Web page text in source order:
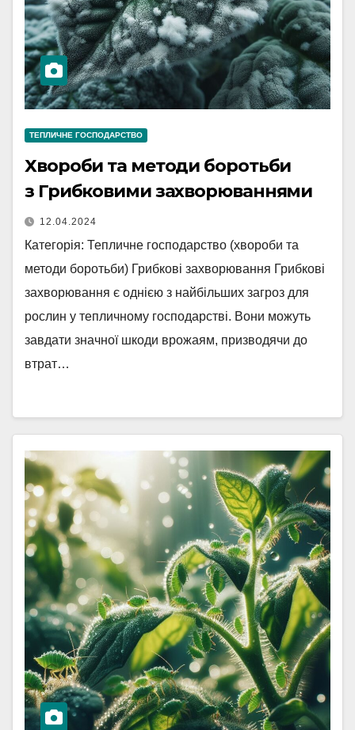
ТЕПЛИЧНЕ ГОСПОДАРСТВО
Хвороби та методи боротьби
з Грибковими захворюваннями
12.04.2024
Категорія: Тепличне господарство (хвороби та
методи боротьби) Грибкові захворювання Грибкові
захворювання є однією з найбільших загроз для
рослин у тепличному господарстві. Вони можуть
завдати значної шкоди врожаям, призводячи до
втрат…